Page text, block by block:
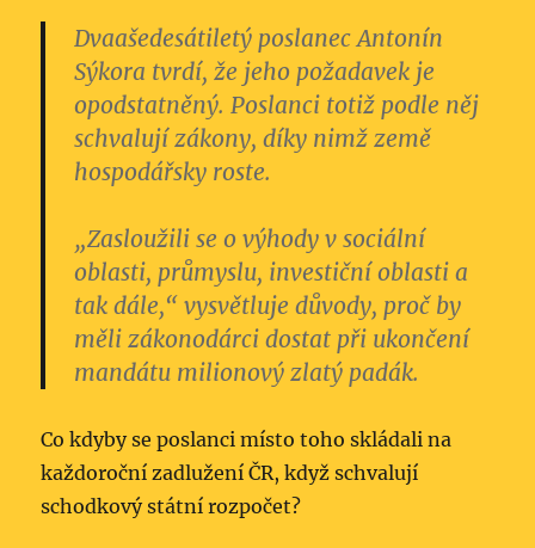
Dvaašedesátiletý poslanec Antonín
Sýkora tvrdí, že jeho požadavek je
opodstatněný. Poslanci totiž podle něj
schvalují zákony, díky nimž země
hospodářsky roste.
„Zasloužili se o výhody v sociální
oblasti, průmyslu, investiční oblasti a
tak dále,“ vysvětluje důvody, proč by
měli zákonodárci dostat při ukončení
mandátu milionový zlatý padák.
Co kdyby se poslanci místo toho skládali na
každoroční zadlužení ČR, když schvalují
schodkový státní rozpočet?